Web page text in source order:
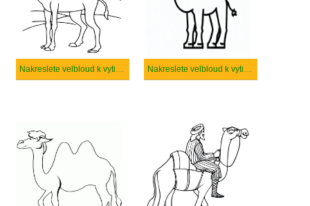
Nakreslete velbloud k vytisknutí pro děti Nakreslete velbloud k vytisknutí zdarma